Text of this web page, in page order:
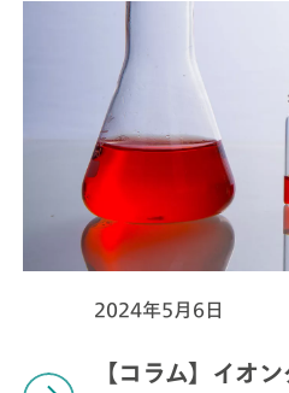
2024年5月6日
【コラム】イオ